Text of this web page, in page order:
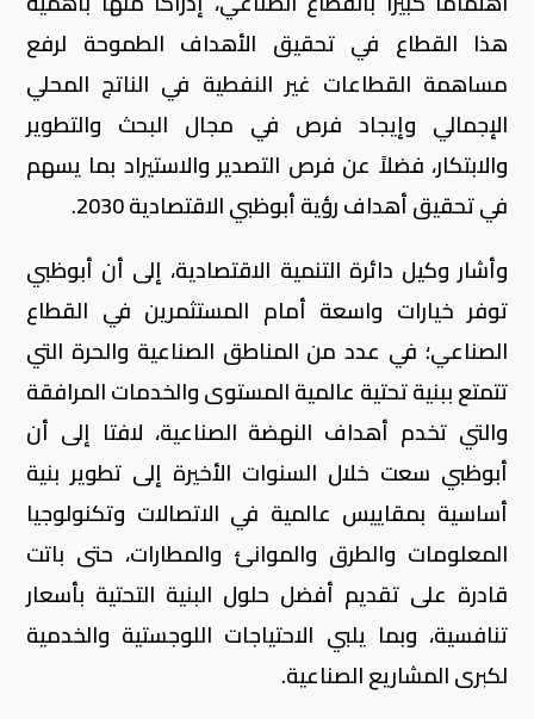
هذا القطاع في تحقيق الأهداف الطموحة لرفع
مساهمة القطاعات غير النفطية في الناتج المحلي
الإجمالي وإيجاد فرص في مجال البحث والتطوير
والابتكار، فضلاً عن فرص التصدير والاستيراد بما يسهم
في تحقيق أهداف رؤية أبوظبي الاقتصادية 2030.
وأشار وكيل دائرة التنمية الاقتصادية، إلى أن أبوظبي
توفر خيارات واسعة أمام المستثمرين في القطاع
الصناعي؛ في عدد من المناطق الصناعية والحرة التي
تتمتع ببنية تحتية عالمية المستوى والخدمات المرافقة
والتي تخدم أهداف النهضة الصناعية، لافتا إلى أن
أبوظبي سعت خلال السنوات الأخيرة إلى تطوير بنية
أساسية بمقاييس عالمية في الاتصالات وتكنولوجيا
المعلومات والطرق والموانئ والمطارات، حتى باتت
قادرة على تقديم أفضل حلول البنية التحتية بأسعار
تنافسية، وبما يلبي الاحتياجات اللوجستية والخدمية
لكبرى المشاريع الصناعية.